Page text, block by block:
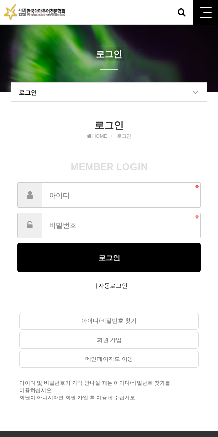
로그인
로그인
로그인
HOME 로그인
MEMBER LOGIN
자동로그인
아이디/비밀번호 찾기
회원 가입
메인페이지로 이동
아이디 및 비밀번호가 기억 안나실 때는 아이디/비밀번호 찾기를
이용하십시오.
회원이 아니시라면 회원 가입 후 이용해 주십시오.